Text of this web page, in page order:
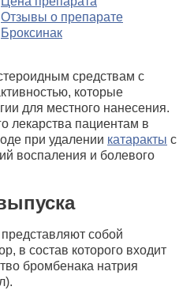
Отзывы о препарате
Броксинак
средствам с
которые
для местного нанесения.
лекарства пациентам в
при удалении катаракты с
воспаления и болевого
собой
в состав которого входит
бромбенака натрия